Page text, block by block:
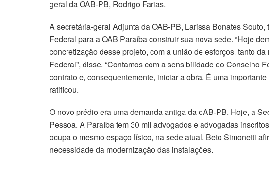
geral da OAB-PB, Rodrigo Farias.
A secretária-geral Adjunta da OAB-PB, Larissa Bonates
Federal para a OAB Paraíba construir sua nova sede. “Hoje
concretização desse projeto, com a união de esforços, tanto
Federal”, disse. “Contamos com a sensibilidade do Conselho
contrato e, consequentemente, iniciar a obra. É uma
ratificou.
O novo prédio era uma demanda antiga da oAB-PB. Hoje, a
Pessoa. A Paraíba tem 30 mil advogados e advogadas
ocupa o mesmo espaço físico, na sede atual. Beto Simonetti
necessidade da modernização das instalações.